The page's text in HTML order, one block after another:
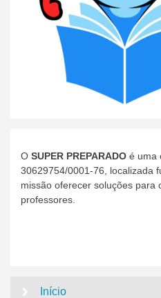
O SUPER PREPARADO é uma
30629754/0001-76, localizada
missão oferecer soluções para
professores.
Início